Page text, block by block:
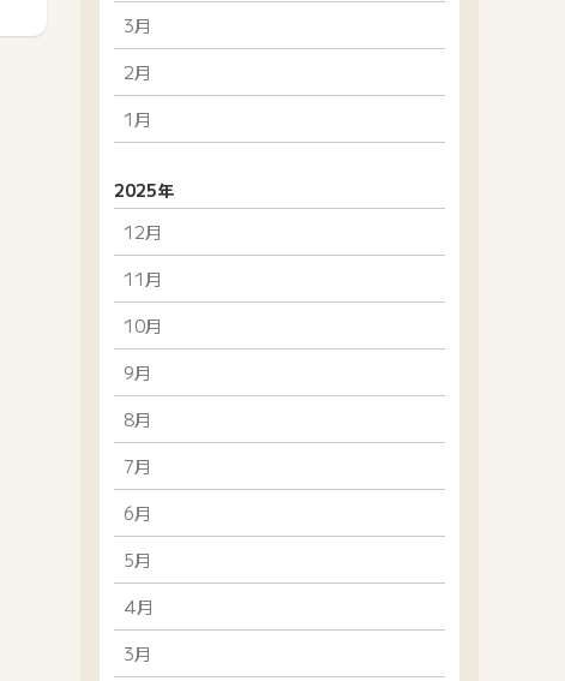
3月
2月
1月
2025年
12月
11月
10月
9月
8月
7月
6月
5月
4月
3月